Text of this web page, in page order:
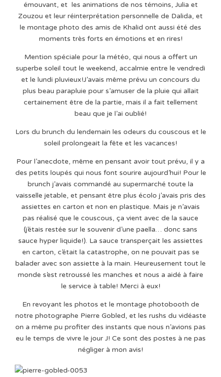
émouvant, et les animations de nos témoins, Julia et
Zouzou et leur réinterprétation personnelle de Dalida, et
le montage photo des amis de Khalid ont aussi été des
moments très forts en émotions et en rires!
Mention spéciale pour la météo, qui nous a offert un
superbe soleil tout le weekend, accalmie entre le vendredi
et le lundi pluvieux!J’avais même prévu un concours du
plus beau parapluie pour s’amuser de la pluie qui allait
certainement être de la partie, mais il a fait tellement
beau que je l’ai oublié!
Lors du brunch du lendemain les odeurs du couscous et le
soleil prolongeait la fête et les vacances!
Pour l’anecdote, même en pensant avoir tout prévu, il y a
des petits loupés qui nous font sourire aujourd’hui! Pour le
brunch j’avais commandé au supermarché toute la
vaisselle jetable, et pensant être plus écolo j’avais pris des
assiettes en carton et non en plastique. Mais je n’avais
pas réalisé que le couscous, ça vient avec de la sauce
(j’étais restée sur le souvenir d’une paella… donc sans
sauce hyper liquide!). La sauce transperçait les assiettes
en carton, c’était la catastrophe, on ne pouvait pas se
balader avec son assiette à la main. Heureusement tout le
monde s’est retroussé les manches et nous a aidé à faire
le service à table! Merci à eux!
En revoyant les photos et le montage photobooth de
notre photographe Pierre Gobled, et les rushs du vidéaste
on a même pu profiter des instants que nous n’avions pas
eu le temps de vivre le jour J! Ce sont des postes à ne pas
négliger à mon avis!